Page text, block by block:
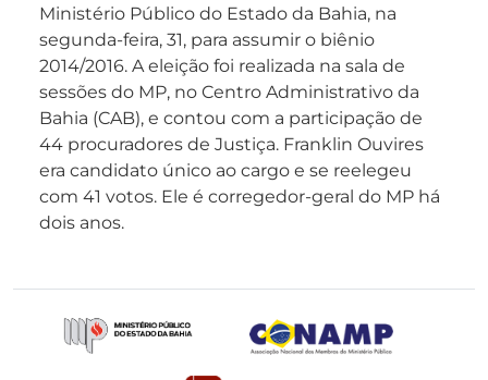
Ministério Público do Estado da Bahia, na
segunda-feira, 31, para assumir o biênio
2014/2016. A eleição foi realizada na sala de
sessões do MP, no Centro Administrativo da
Bahia (CAB), e contou com a participação de
44 procuradores de Justiça. Franklin Ouvires
era candidato único ao cargo e se reelegeu
com 41 votos. Ele é corregedor-geral do MP há
dois anos.